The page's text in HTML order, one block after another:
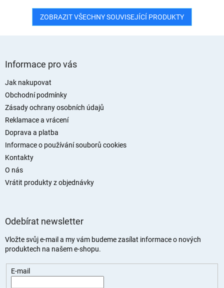
ZOBRAZIT VŠECHNY SOUVISEJÍCÍ PRODUKTY
Informace pro vás
Jak nakupovat
Obchodní podmínky
Zásady ochrany osobních údajů
Reklamace a vrácení
Doprava a platba
Informace o používání souborů cookies
Kontakty
O nás
Vrátit produkty z objednávky
Odebírat newsletter
Vložte svůj e-mail a my vám budeme zasílat informace o nových
produktech na našem e-shopu.
E-mail